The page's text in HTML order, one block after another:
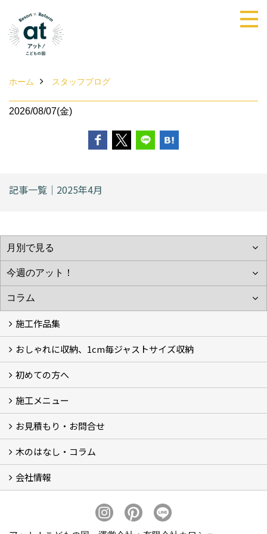
ホーム スタッフブログ
2026/08/07(金)
記事一覧｜2025年4月
施工作品集
施工作品集
おしゃれに収納、1cm毎ジャストサイズ収納
おしゃれに収納、相談会
ジャストサイズ収納、1cm毎に自由自在
ジャストサイズ収納、作品集
ジャストサイズ収納、価格11.000～
ジャストサイズ収納、Before・After
ジャストサイズ収納、カラー
好きっ！を飾る、ラックオン収納
サーファーへ、RACK ON収納surf
初めての方へ
打合せ・施工の流れ
施工メニュー
Garege Deck～ガレージデッキ
Wood Deck～ウッドデッキ・フェンス
Garege Roof～ガレージ屋根・趣味の基地ハウス
Order Exterior～オーダーメイド外構
Order Table～オーダーメイド装飾・テーブル
Resort Style～リゾートスタイルリフォーム
お見積もり・お問合せ
フォームで問い合わせる
LINEで概算見積り
木のはなし・コラム
木のはなし (5)
コラム
会社情報
プライバシーポリシー